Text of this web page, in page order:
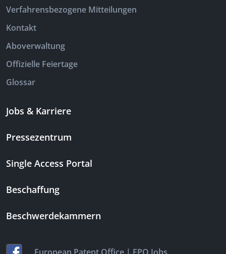
Verfahrensbezogene Mitteilungen
Kontakt
Aboverwaltung
Offizielle Feiertage
Glossar
Jobs & Karriere
Pressezentrum
Single Access Portal
Beschaffung
Beschwerdekammern
|